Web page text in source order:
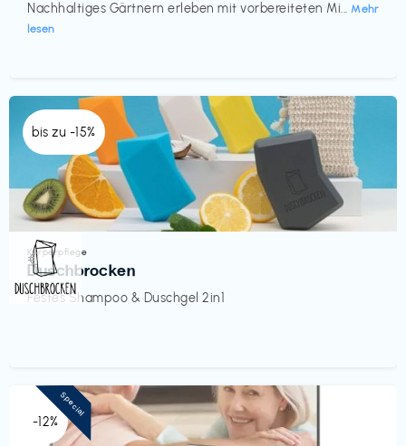
Nachhaltiges Gärtnern erleben mit vorbereiteten Mi... Mehr
lesen
bis zu -15%
Körperpflege
Duschbrocken
Festes Shampoo & Duschgel 2in1
€‎
-12%
Special